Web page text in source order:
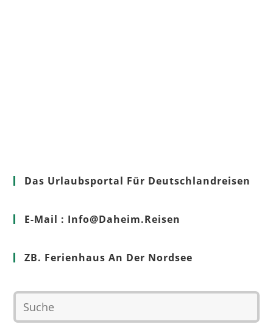
Das Urlaubsportal Für Deutschlandreisen
E-Mail : Info@Daheim.Reisen
ZB. Ferienhaus An Der Nordsee